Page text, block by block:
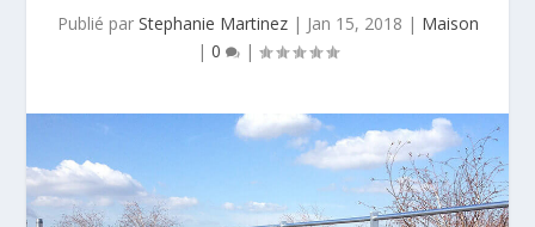
Publié par Stephanie Martinez| Jan 15, 2018 | Maison
| 0 |